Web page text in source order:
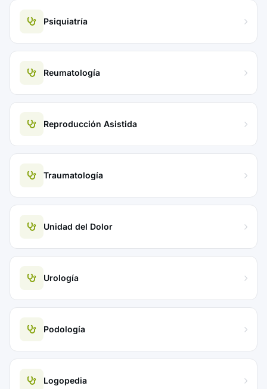
Psiquiatría
Reumatología
Reproducción Asistida
Traumatología
Unidad del Dolor
Urología
Podología
Logopedia